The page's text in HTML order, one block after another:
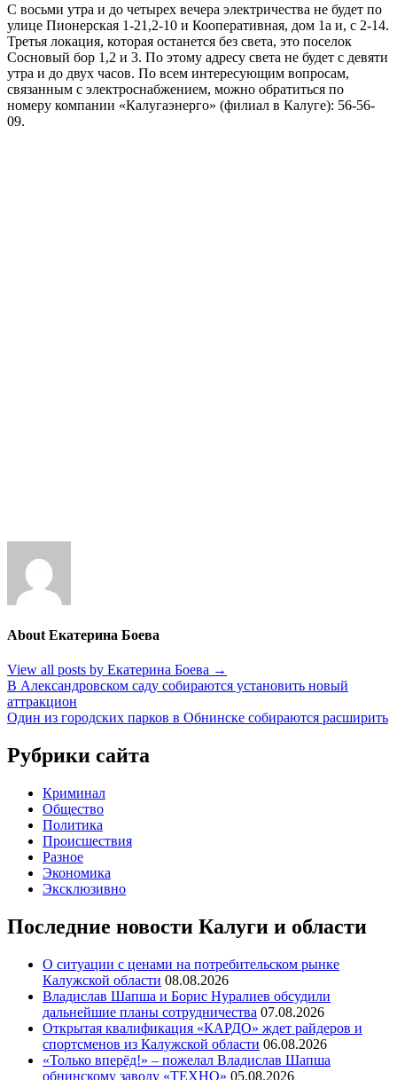
С восьми утра и до четырех вечера электричества не будет по
улице Пионерская 1-21,2-10 и Кооперативная, дом 1а и, с 2-14.
Третья локация, которая останется без света, это поселок
Сосновый бор 1,2 и 3. По этому адресу света не будет с девяти
утра и до двух часов. По всем интересующим вопросам,
связанным с электроснабжением, можно обратиться по
номеру компании «Калугаэнерго» (филиал в Калуге): 56-56-
09.
About Екатерина Боева
View all posts by Екатерина Боева →
Навигация
по
В Александровском саду собираются установить новый
аттракцион
Один из городских парков в Обнинске собираются расширить
Рубрики сайта
Криминал
Общество
Политика
Происшествия
Разное
Экономика
Эксклюзивно
Последние новости Калуги и области
О ситуации с ценами на потребительском рынке
Калужской области 08.08.2026
Владислав Шапша и Борис Нуралиев обсудили
дальнейшие планы сотрудничества 07.08.2026
Открытая квалификация «КАРДО» ждет райдеров и
спортсменов из Калужской области 06.08.2026
«Только вперёд!» – пожелал Владислав Шапша
обнинскому заводу «ТЕХНО» 05.08.2026